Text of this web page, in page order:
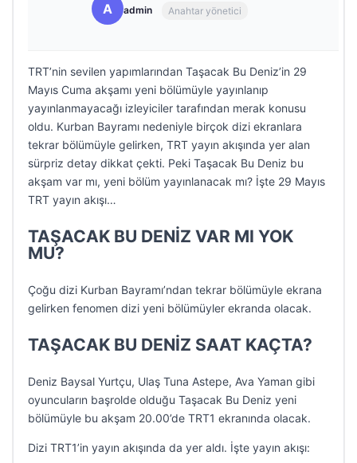
A admin Anahtar yönetici
TRT’nin sevilen yapımlarından Taşacak Bu Deniz’in 29
Mayıs Cuma akşamı yeni bölümüyle yayınlanıp
yayınlanmayacağı izleyiciler tarafından merak konusu
oldu. Kurban Bayramı nedeniyle birçok dizi ekranlara
tekrar bölümüyle gelirken, TRT yayın akışında yer alan
sürpriz detay dikkat çekti. Peki Taşacak Bu Deniz bu
akşam var mı, yeni bölüm yayınlanacak mı? İşte 29 Mayıs
TRT yayın akışı…
TAŞACAK BU DENİZ VAR MI YOK
MU?
Çoğu dizi Kurban Bayramı’ndan tekrar bölümüyle ekrana
gelirken fenomen dizi yeni bölümüyler ekranda olacak.
TAŞACAK BU DENİZ SAAT KAÇTA?
Deniz Baysal Yurtçu, Ulaş Tuna Astepe, Ava Yaman gibi
oyuncuların başrolde olduğu Taşacak Bu Deniz yeni
bölümüyle bu akşam 20.00’de TRT1 ekranında olacak.
Dizi TRT1’in yayın akışında da yer aldı. İşte yayın akışı: